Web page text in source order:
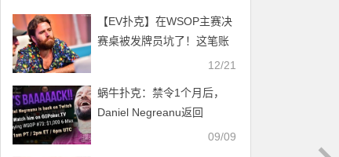
【EV扑克】在WSOP主赛决
赛桌被发牌员坑了！这笔账
12/21
蜗牛扑克：禁令1个月后，
Daniel Negreanu返回
09/09